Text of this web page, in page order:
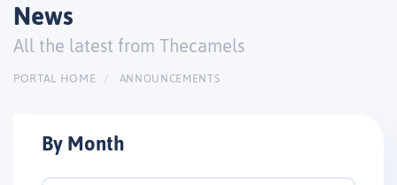
News
All the latest from Thecamels
PORTAL HOME ANNOUNCEMENTS
By Month